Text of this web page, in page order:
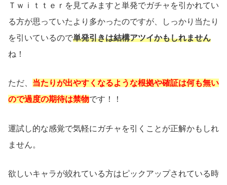
Ｔｗｉｔｔｅｒを見てみますと単発でガチャを引かれてい
る方が思っていたより多かったのですが、しっかり当たり
を引いているので単発引きは結構アツイかもしれません
ね！
ただ、 当たりが出やすくなるような根拠や確証は何も無い
ので過度の期待は禁物です！！
運試し的な感覚で気軽にガチャを引くことが正解かもしれ
ません。
欲しいキャラが絞れている方はピックアップされている時